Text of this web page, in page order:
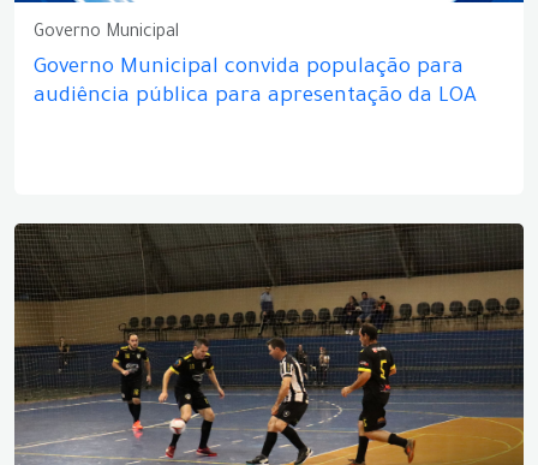
Governo Municipal
Governo Municipal convida população para
audiência pública para apresentação da LOA